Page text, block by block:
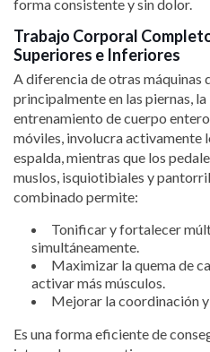
forma consistente y sin dolor.
Trabajo Corporal
Superiores e Inferiores
A diferencia de otras máquinas
principalmente en las piernas,
entrenamiento de cuerpo
móviles, involucra activamente
espalda, mientras que los
muslos, isquiotibiales y
combinado permite:
Tonificar y fortalecer
simultáneamente.
Maximizar la quema de
activar más músculos.
Mejorar la coordinación
Es una forma eficiente de